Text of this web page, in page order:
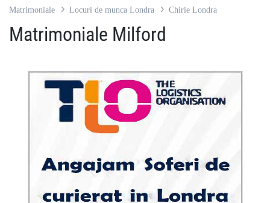
Matrimoniale Locuri de munca Londra Chirie Londra
Matrimoniale Milford